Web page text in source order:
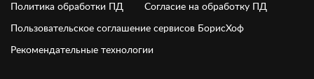
Политика обработки ПД
Согласие на обработку ПД
Пользовательское соглашение сервисов БорисХоф
Рекомендательные технологии